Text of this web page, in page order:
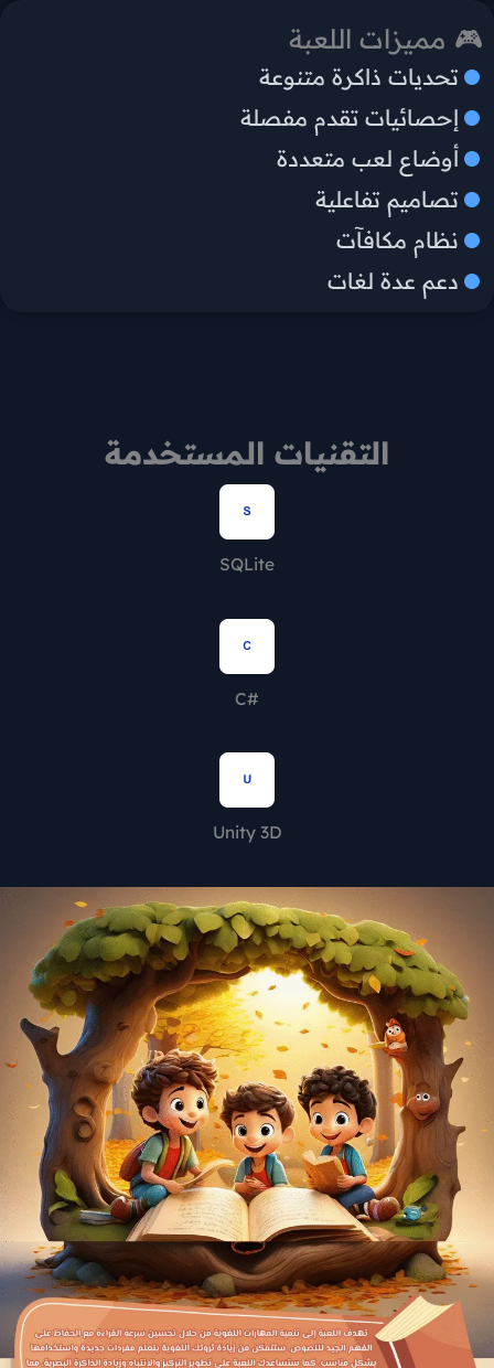
🎮 مميزات اللعبة
تحديات ذاكرة متنوعة
إحصائيات تقدم مفصلة
أوضاع لعب متعددة
تصاميم تفاعلية
نظام مكافآت
دعم عدة لغات
التقنيات المستخدمة
SQLite
#C
Unity 3D